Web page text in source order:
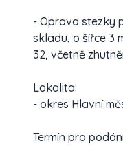
- Oprava stezky
skladu, o šířce 3
32, včetně
Lokalita:
- okres Hlavní
Termín pro